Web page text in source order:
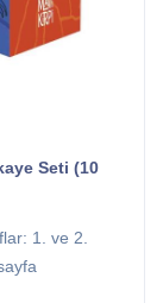
Seti (10
1. ve 2.